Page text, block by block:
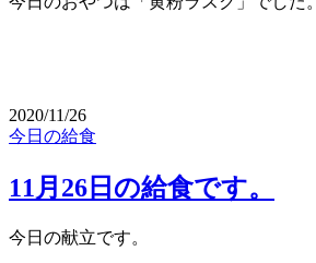
2020/11/26
今日の給食
11月26日の給食です。
今日の献立です。